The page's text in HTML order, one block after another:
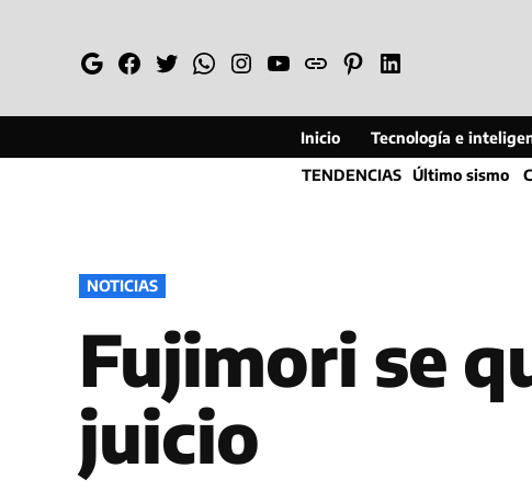
GoogleFacebook
TwitterWhatsapp
Instagram
YouTube
WebPinterestLinkedin
Inicio Tecnología e
TENDENCIAS Último sismo
PUBLICADO
EN
NOTICIAS
Fujimori se
juicio